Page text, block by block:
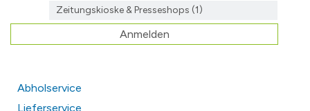
Zeitungskioske & Presseshops (1)
Anmelden
Abholservice
Lieferservice